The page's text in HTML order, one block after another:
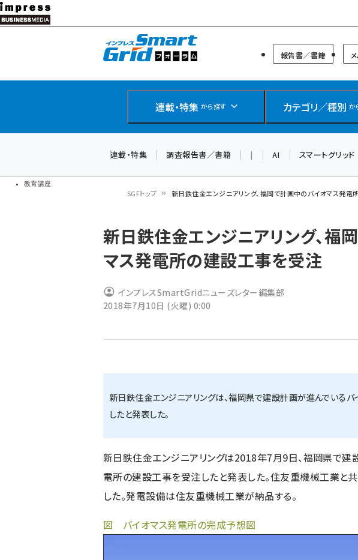
メ
イ
教育講座
スマートグリッドフォーラム
報告書／書籍
連載・特集 から探す カテゴリ／種別 か
連載・特集 調査報告書／書籍 | AI スマートグリッド
ン
く
ず
SGFトップ 新日鉄住金エンジニアリング、福岡で計画中のバイオマス発電
新日鉄住金エンジニアリング、福
マス発電所の建設工事を受注
インプレスSmartGridニューズレター編集部
2018年7月10日 (火曜) 0:00
新日鉄住金エンジニアリングは、福岡県で建設計画が進んでいる
したと発表した。
新日鉄住金エンジニアリングは2018年7月9日、福岡県で建
電所の建設工事を受注したと発表した。住友重機械工業と
した。発電設備は住友重機械工業が納品する。
図 バイオマス発電所の完成予想図